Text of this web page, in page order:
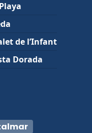
de l’Infant
Dorada